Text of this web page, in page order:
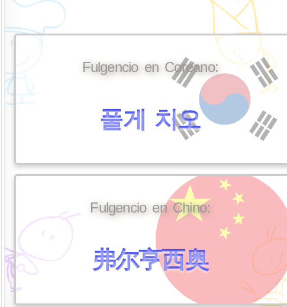
Fulgencio en Coreano:
풀게 치오
Fulgencio en Chino:
弗尔亨西奥